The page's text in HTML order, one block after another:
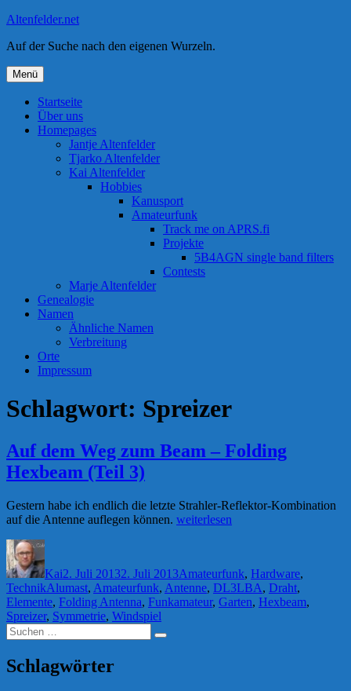
Zum
springen
Altenfelder.net
Auf der Suche nach den eigenen Wurzeln.
Menü
Startseite
Über uns
Homepages
Jantje Altenfelder
Tjarko Altenfelder
Kai Altenfelder
Hobbies
Kanusport
Amateurfunk
Track me on APRS.fi
Projekte
5B4AGN single band filters
Contests
Marje Altenfelder
Genealogie
Namen
Ähnliche Namen
Verbreitung
Orte
Impressum
Schlagwort: Spreizer
Auf dem Weg zum Beam – Folding
Hexbeam (Teil 3)
Gestern habe ich endlich die letzte Strahler-Reflektor-Kombination
auf die Antenne auflegen können. „Auf
Beam
–
Folding
weiterlesen
Autor
Kai2. Juli 20132. Juli 2013Amateurfunk, Hardware,
TechnikSchlagwörter
Alumast, Amateurfunk, Antenne, DL3LBA, Draht,
Elemente, Folding Antenna, Funkamateur, Garten, Hexbeam,
Spreizer, Symmetrie, Windspiel
Suchen
nach:
Suchen
Schlagwörter